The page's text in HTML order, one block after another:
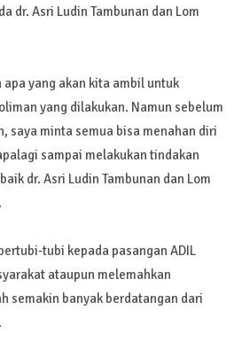
dr. Asri Ludin Tambunan dan Lom
yang akan kita ambil untuk
yang dilakukan. Namun sebelum
saya minta semua bisa menahan diri
sampai melakukan tindakan
dr. Asri Ludin Tambunan dan Lom
tubi kepada pasangan ADIL
ataupun melemahkan
semakin banyak berdatangan dari